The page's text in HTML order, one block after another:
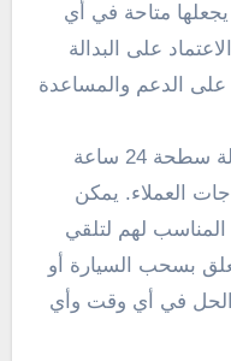
متاحة في أي
على البدالة
الدعم والمساعدة
مرونة في التعامل: تسعى بدالة سطحة 24 ساعة
العملاء. يمكن
المناسب لهم لتلقي
بسحب السيارة أو
الحل في أي وقت وأي